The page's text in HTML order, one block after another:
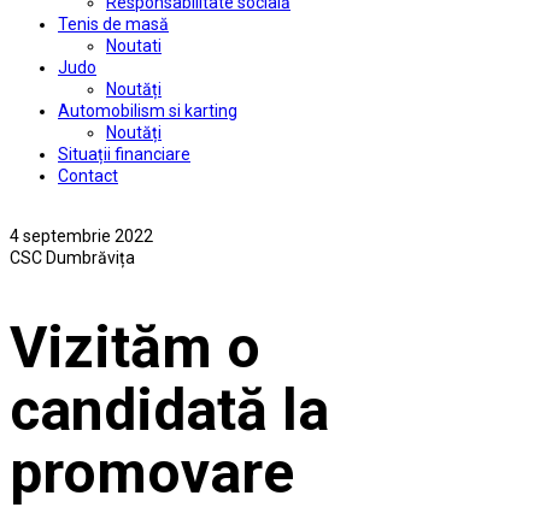
Tenis de masă
Noutati
Judo
Noutăți
Automobilism si karting
Noutăți
Situații financiare
Contact
4 septembrie 2022
CSC Dumbrăvița
Vizităm o
candidată la
promovare